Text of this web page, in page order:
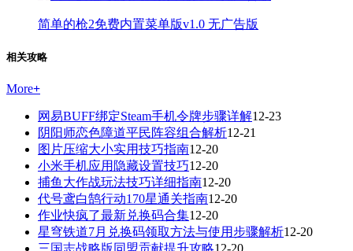
简单的枪2免费内置菜单版v1.0 无广告版
相关攻略
More+
网易BUFF绑定Steam手机令牌步骤详解12-23
阴阳师恋色障道平民阵容组合解析12-21
图片压缩大小实用技巧指南12-20
小米手机应用隐藏设置技巧12-20
捕鱼大作战玩法技巧详细指南12-20
代号鸢白鹄行动170星通关指南12-20
作业快疯了最新兑换码合集12-20
星穹铁道7月兑换码领取方法与使用步骤解析12-20
三国志战略版同盟贡献提升攻略12-20